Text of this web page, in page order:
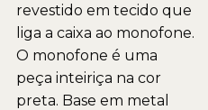
revestido em tecido que
liga a caixa ao monofone.
O monofone é uma
peça inteiriça na cor
preta. Base em metal